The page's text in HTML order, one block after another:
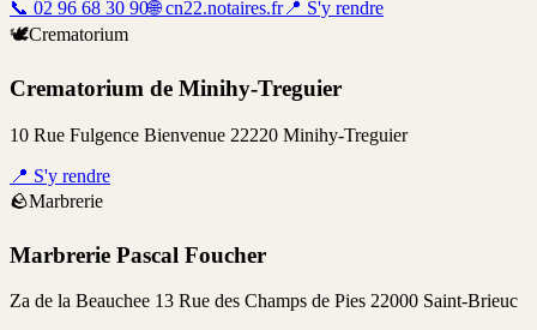
📞 02 96 68 30 90🌐 cn22.notaires.fr📍 S'y rendre
🕊️Crematorium
Crematorium de Minihy-Treguier
10 Rue Fulgence Bienvenue 22220 Minihy-Treguier
📍 S'y rendre
🪨Marbrerie
Marbrerie Pascal Foucher
Za de la Beauchee 13 Rue des Champs de Pies 22000 Saint-Brieuc